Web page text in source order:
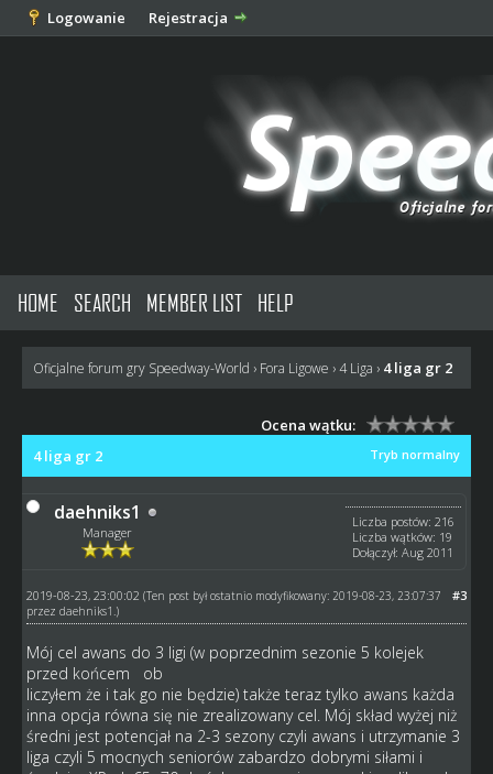
Logowanie Rejestracja
HOME SEARCH MEMBER LIST HELP
Oficjalne forum gry Speedway-World › Fora Ligowe ›4 Liga › 4 liga gr 2
Ocena wątku:
Tryb normalny
4 liga gr 2
daehniks1
Manager
Liczba postów: 216
Liczba wątków: 19
Dołączył: Aug 2011
#3
2019-08-23, 23:00:02 (Ten post był ostatnio modyfikowany: 2019-08-23, 23:07:37
przez daehniks1 .)
Mój cel awans do 3 ligi (w poprzednim sezonie 5 kolejek
przed końcem ob
liczyłem że i tak go nie będzie) także teraz tylko awans każda
inna opcja równa się nie zrealizowany cel. Mój skład wyżej niż
średni jest potencjał na 2-3 sezony czyli awans i utrzymanie 3
liga czyli 5 mocnych seniorów zabardzo dobrymi siłami i